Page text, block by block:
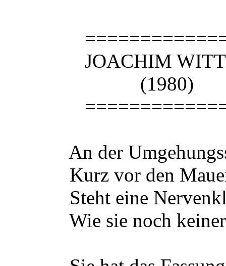
JOACHIM WITT *
(1980)
An der
Kurz vor den Mauern
Steht eine
Wie sie noch keiner